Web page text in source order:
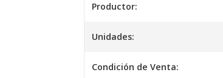
Productor:
Unidades:
Condición de Venta: